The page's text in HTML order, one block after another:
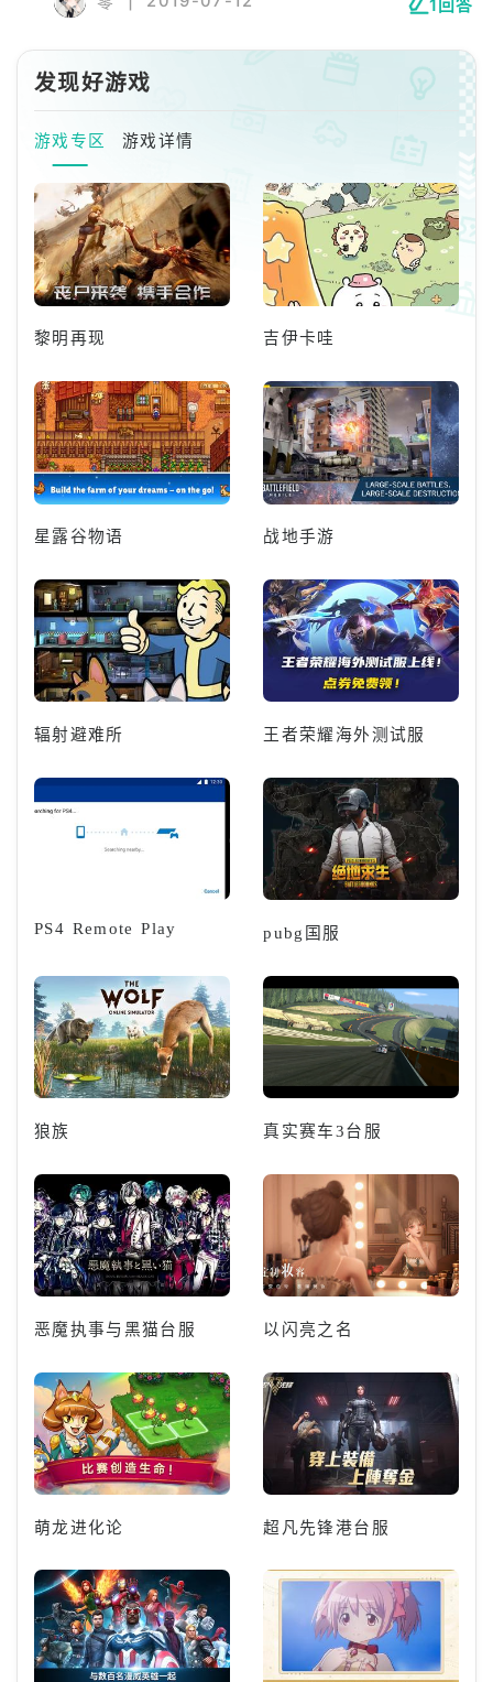
1回答
发现好游戏
游戏专区 游戏详情
黎明再现 吉伊卡哇
星露谷物语 战地手游
辐射避难所 王者荣耀海外测试服
PS4 Remote Play pubg国服
狼族 真实赛车3台服
恶魔执事与黑猫台服 以闪亮之名
萌龙进化论 超凡先锋港台服